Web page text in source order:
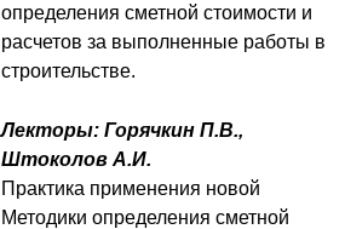
определения сметной стоимости и
расчетов за выполненные работы в
строительстве.
Лекторы: Горячкин П.В.,
Штоколов А.И.
Практика применения новой
Методики определения сметной